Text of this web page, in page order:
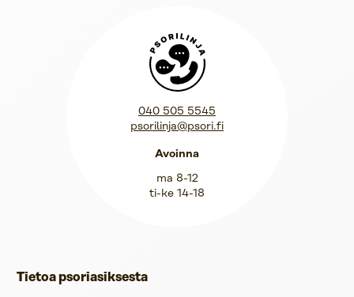
Tietoa psoriasiksesta
Psorilinja
040 505 5545
psorilinja@psori.fi
Avoinna
ma 8-12
ti-ke 14-18